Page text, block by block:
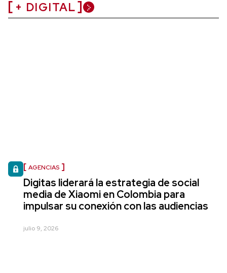
+ DIGITAL
AGENCIAS
Digitas liderará la estrategia de social
media de Xiaomi en Colombia para
impulsar su conexión con las audiencias
julio 9, 2026